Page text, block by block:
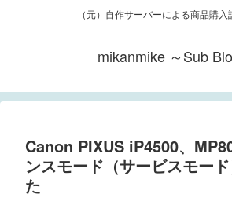
（元）自作サーバーによる商品購
mikanmike ～Sub
Canon PIXUS iP4500、
ンスモード（サービスモー
た